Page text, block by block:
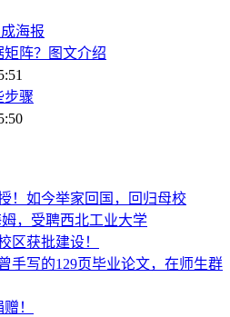
海报
阵？图文介绍
步骤
！如今举家回国，回归母校
，受聘西北工业大学
区获批建设！
手写的129页毕业论文，在师生群
！